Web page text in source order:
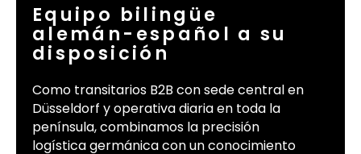
Equipo bilingüe
alemán-español a su
disposición
Como transitarios B2B con sede central en
Düsseldorf y operativa diaria en toda la
península, combinamos la precisión
logística germánica con un conocimiento